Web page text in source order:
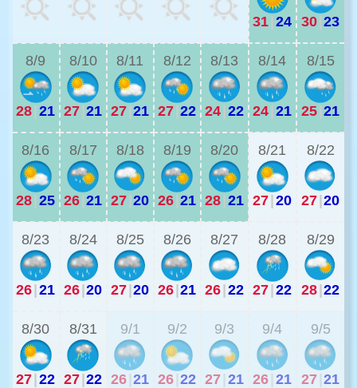
31|24 30|23
8/9
28|21
8/10
27|21
8/11
27|21
8/12
27|22
8/13
24|22
8/14
24|21
8/15
25|21
8/16
28|25
8/17
26|21
8/18
27|20
8/19
26|21
8/20
28|21
8/21
27|20
8/22
27|20
8/23
26|21
8/24
26|20
8/25
27|20
8/26
26|21
8/27
26|22
8/28
27|22
8/29
28|22
8/30
27|22
8/31
27|22
9/1
26 21
9/2
26 22
9/3
27 21
9/4
26 21
9/5
27 21